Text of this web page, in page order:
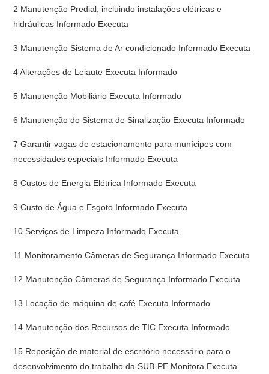
2 Manutenção Predial, incluindo instalações elétricas e
hidráulicas Informado Executa
3 Manutenção Sistema de Ar condicionado Informado Executa
4 Alterações de Leiaute Executa Informado
5 Manutenção Mobiliário Executa Informado
6 Manutenção do Sistema de Sinalização Executa Informado
7 Garantir vagas de estacionamento para munícipes com
necessidades especiais Informado Executa
8 Custos de Energia Elétrica Informado Executa
9 Custo de Água e Esgoto Informado Executa
10 Serviços de Limpeza Informado Executa
11 Monitoramento Câmeras de Segurança Informado Executa
12 Manutenção Câmeras de Segurança Informado Executa
13 Locação de máquina de café Executa Informado
14 Manutenção dos Recursos de TIC Executa Informado
15 Reposição de material de escritório necessário para o
desenvolvimento do trabalho da SUB-PE Monitora Executa